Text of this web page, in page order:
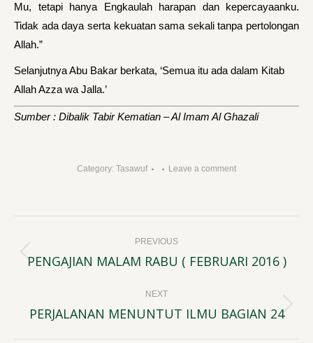
Mu, tetapi hanya Engkaulah harapan dan kepercayaanku.
Tidak ada daya serta kekuatan sama sekali tanpa pertolongan
Allah.”
Selanjutnya Abu Bakar berkata, ‘Semua itu ada dalam Kitab
Allah Azza wa Jalla.’
Sumber : Dibalik Tabir Kematian – Al Imam Al Ghazali
Category: Tasawuf Leave a comment
navigation PREVIOUS
Previous
PENGAJIAN MALAM RABU ( FEBRUARI 2016 )
NEXT
Next
PERJALANAN MENUNTUT ILMU BAGIAN 24